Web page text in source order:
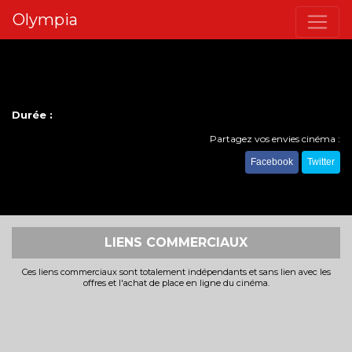
Olympia
Durée :
Partagez vos envies cinéma :
Facebook Twitter
LIENS COMMERCIAUX
Ces liens commerciaux sont totalement indépendants et sans lien avec les
offres et l'achat de place en ligne du cinéma.